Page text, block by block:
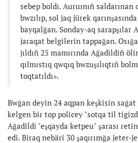
sebep boldı. Auruınıñ saldarınan
bwzılıp, sol jaq jürek
bayqalğan. Sonday-aq sarapşılar
jaraqat belgilerin tappağan.
jıldıñ 25 mamırında Ağadildiñ
qılmıstıq qwqıq bwzuşılıqtıñ
toqtatıldı».
Bwğan deyin 24 aqpan keşkisin sağat
kelgen bir top policey "sotqa til
Ağadildi "eşqayda ketpeu" şarası
edi. Biraq nebäri 30 şaqırımğa jeter-